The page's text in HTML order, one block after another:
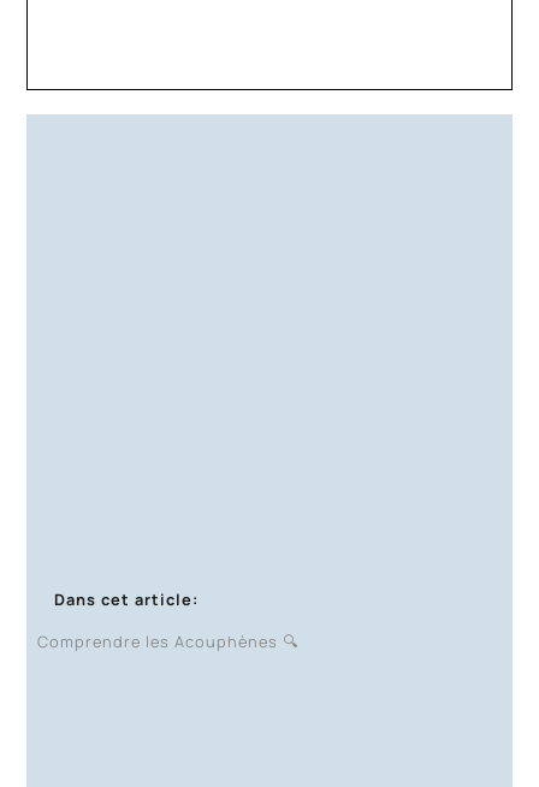
Dans cet article:
Comprendre les Acouphènes 🔍